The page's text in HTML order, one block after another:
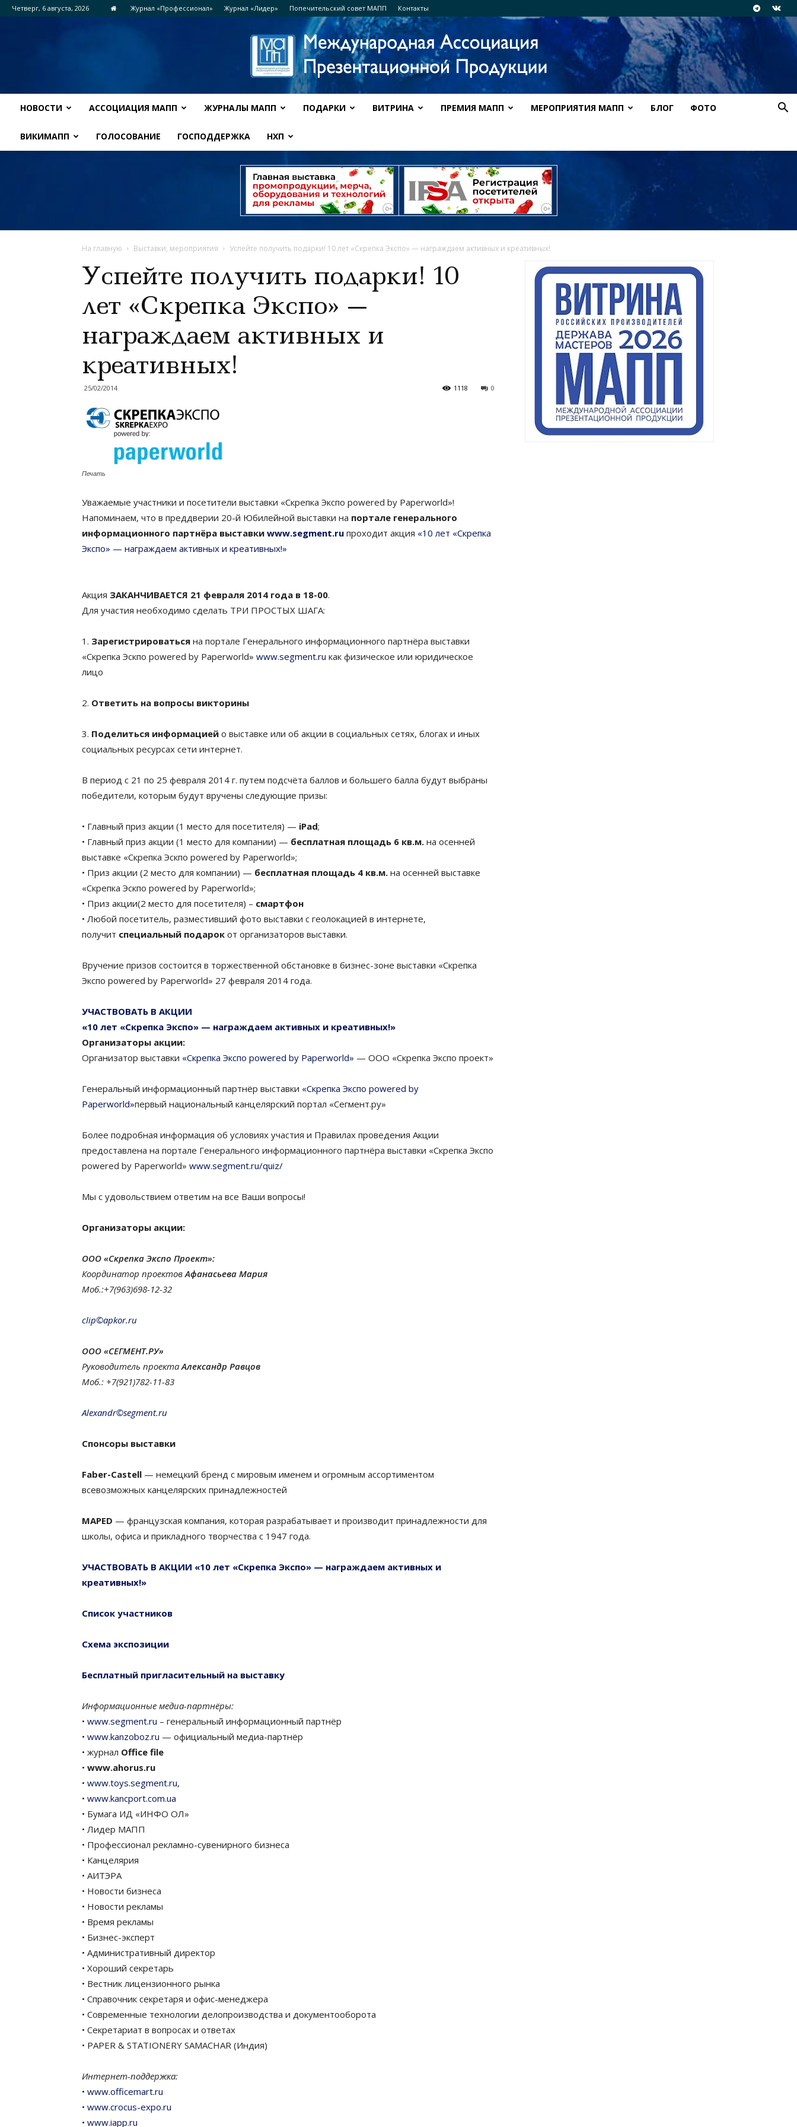
Четверг, 6 августа, 2026 Журнал «Профессионал» Журнал «Лидер» Попечительский совет МАПП Контакты
НОВОСТИ АССОЦИАЦИЯ МАПП ЖУРНАЛЫ МАПП ПОДАРКИ ВИТРИНА ПРЕМИЯ МАПП МЕРОПРИЯТИЯ МАПП БЛОГ ФОТО
ВИКИМАПП ГОЛОСОВАНИЕ ГОСПОДДЕРЖКА НХП
На главную Выставки, мероприятия Уcпейте получить подарки! 10 лет «Скрепка Экспо» — награждаем активных и креативных!
Уcпейте получить подарки! 10
лет «Скрепка Экспо» —
награждаем активных и
креативных!
25/02/2014 0
1118
Печать
Уважаемые участники и посетители выставки «Скрепка Экспо powered by Paperworld»!
Напоминаем, что в преддверии 20-й Юбилейной выставки на портале генерального
информационного партнёра выставки www.segment.ru проходит акция «10 лет «Скрепка
Экспо» — награждаем активных и креативных!»
Акция ЗАКАНЧИВАЕТСЯ 21 февраля 2014 года в 18-00.
Для участия необходимо сделать ТРИ ПРОСТЫХ ШАГА:
1. Зарегистрироваться на портале Генерального информационного партнёра выставки
«Скрепка Эскпо powered by Paperworld» www.segment.ru как физическое или юридическое
лицо
2. Ответить на вопросы викторины
3. Поделиться информацией о выставке или об акции в социальных сетях, блогах и иных
социальных ресурсах сети интернет.
В период с 21 по 25 февраля 2014 г. путем подсчёта баллов и большего балла будут выбраны
победители, которым будут вручены следующие призы:
• Главный приз акции (1 место для посетителя) — iPad;
• Главный приз акции (1 место для компании) — бесплатная площадь 6 кв.м. на осенней
выставке «Скрепка Эскпо powered by Paperworld»;
• Приз акции (2 место для компании) — бесплатная площадь 4 кв.м. на осенней выставке
«Скрепка Эскпо powered by Paperworld»;
• Приз акции(2 место для посетителя) – смартфон
• Любой посетитель, разместивший фото выставки с геолокацией в интернете,
получит специальный подарок от организаторов выставки.
Вручение призов состоится в торжественной обстановке в бизнес-зоне выставки «Скрепка
Экспо powered by Paperworld» 27 февраля 2014 года.
УЧАСТВОВАТЬ В АКЦИИ
«10 лет «Скрепка Экспо» — награждаем активных и креативных!»
Организаторы акции:
Организатор выставки «Скрепка Экспо powered by Paperworld» — ООО «Скрепка Экспо проект»
Генеральный информационный партнёр выставки «Скрепка Экспо powered by
Paperworld»первый национальный канцелярский портал «Сегмент.ру»
Более подробная информация об условиях участия и Правилах проведения Акции
предоставлена на портале Генерального информационного партнёра выставки «Скрепка Экспо
powered by Paperworld» www.segment.ru/quiz/
Мы с удовольствием ответим на все Ваши вопросы!
Организаторы акции:
ООО «Скрепка Экспо Проект»:
Координатор проектовАфанасьева Мария
Моб.:+7(963)698-12-32
clip©apkor.ru
ООО «СЕГМЕНТ.РУ»
Руководитель проектаАлександр Равцов
Моб.: +7(921)782-11-83
Alexandr©segment.ru
Спонсоры выставки
Faber-Castell — немецкий бренд с мировым именем и огромным ассортиментом
всевозможных канцелярских принадлежностей
MAPED — французская компания, которая разрабатывает и производит принадлежности для
школы, офиса и прикладного творчества с 1947 года.
УЧАСТВОВАТЬ В АКЦИИ «10 лет «Скрепка Экспо» — награждаем активных и
креативных!»
Список участников
Схема экспозиции
Бесплатный пригласительный на выставку
Информационные медиа-партнёры:
• www.segment.ru – генеральный информационный партнёр
• www.kanzoboz.ru — официальный медиа-партнёр
• журнал Office file
• www.ahorus.ru
• www.toys.segment.ru,
• www.kancport.com.ua
• Бумага ИД «ИНФО ОЛ»
• Лидер МАПП
• Профессионал рекламно-сувенирного бизнеса
• Канцелярия
• АИТЭРА
• Новости бизнеса
• Новости рекламы
• Время рекламы
• Бизнес-эксперт
• Административный директор
• Хороший секретарь
• Вестник лицензионного рынка
• Справочник секретаря и офис-менеджера
• Современные технологии делопроизводства и документооборота
• Секретариат в вопросах и ответах
• PAPER & STATIONERY SAMACHAR (Индия)
Интернет-поддержка:
• www.officemart.ru
• www.crocus-expo.ru
• www.iapp.ru